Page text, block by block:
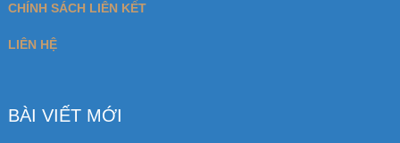
CHÍNH SÁCH LIÊN KẾT
LIÊN HỆ
BÀI VIẾT MỚI